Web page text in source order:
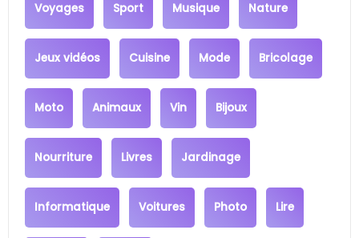
Voyages Sport Musique Nature
Jeux vidéos Cuisine Mode Bricolage
Moto Animaux Vin Bijoux
Nourriture Livres Jardinage
Informatique Voitures Photo Lire